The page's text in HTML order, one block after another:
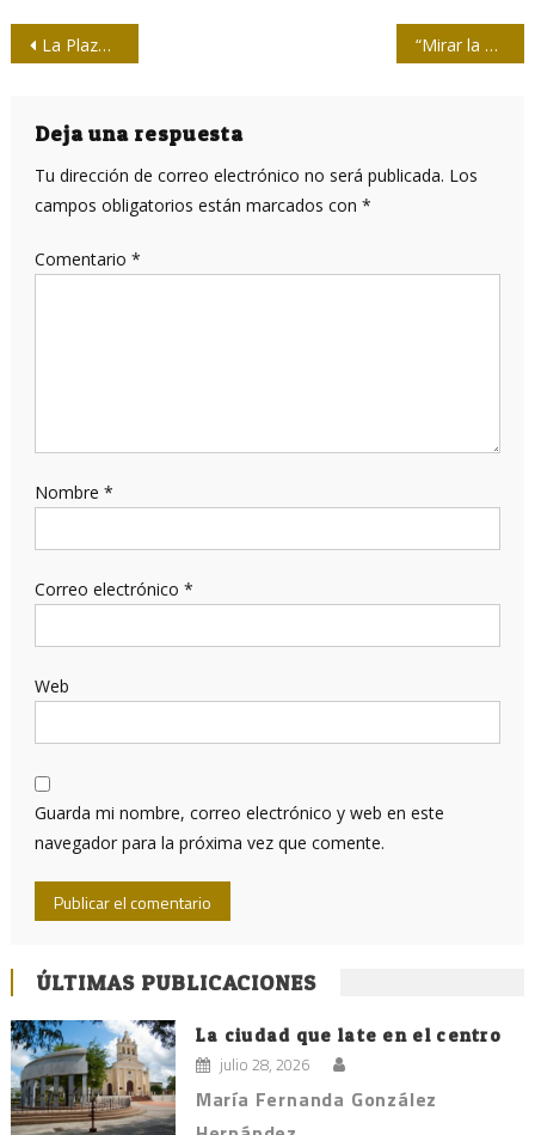
Navegación
entradas
La Plaza del 1ro. de mayo en Cuba “Mirar la historia con ojos nuevos”
Deja una respuesta
Tu dirección de correo electrónico no será publicada. Los
campos obligatorios están marcados con *
Comentario *
Nombre *
Correo electrónico *
Web
Guarda mi nombre, correo electrónico y web en este
navegador para la próxima vez que comente.
ÚLTIMAS PUBLICACIONES
La ciudad que late en el centro
julio 28, 2026
María Fernanda González